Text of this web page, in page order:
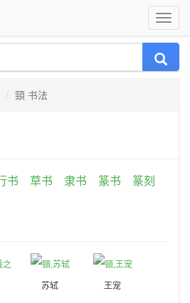
頸 书法
书 草书 隶书 篆书
篆刻
苏轼 王宠